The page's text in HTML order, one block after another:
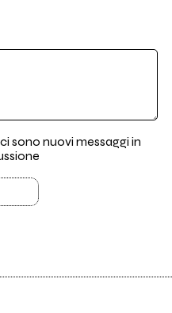
sono nuovi messaggi in